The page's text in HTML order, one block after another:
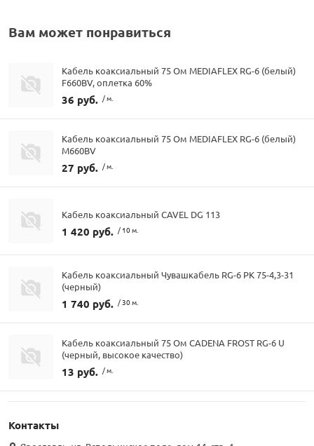
Вам может понравиться
Кабель коаксиальный 75 Ом MEDIAFLEX RG-6 (белый)
F660BV, оплетка 60%
36 руб. / м.
Кабель коаксиальный 75 Ом MEDIAFLEX RG-6 (белый)
М660BV
27 руб. / м.
Кабель коаксиальный CAVEL DG 113
1 420 руб. / 10 м.
Кабель коаксиальный Чувашкабель RG-6 РК 75-4,3-31
(черный)
1 740 руб. / 30 м.
Кабель коаксиальный 75 Ом CADENA FROST RG-6 U
(черный, высокое качество)
13 руб. / м.
Контакты